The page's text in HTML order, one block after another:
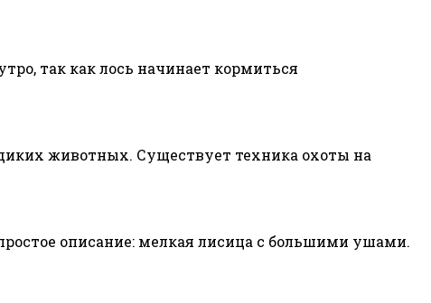
так как лось начинает кормиться
животных. Существует техника охоты на
описание: мелкая лисица с большими ушами.